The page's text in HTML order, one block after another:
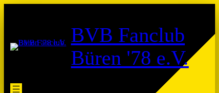
BVB Fanclub
Büren '78 e.V.